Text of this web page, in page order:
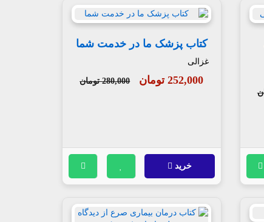
کتاب پزشک ما در خدمت شما
غزالی
252,000 تومان 280,000 تومان
خرید